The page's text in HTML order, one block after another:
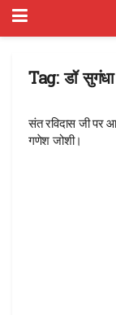
Tag:डॉ सुगंधा
संत रविदास जी पर
गणेश जोशी।